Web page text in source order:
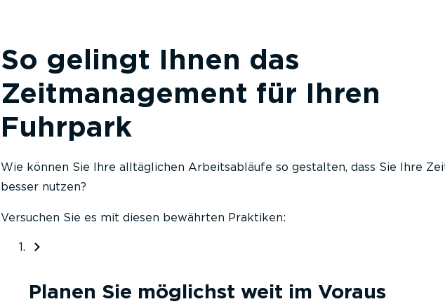
So gelingt Ihnen das
Zeitmanagement für Ihren
Fuhrpark
Wie können Sie Ihre alltäglichen Arbeitsabläufe so gestalten, dass Sie Ihre
besser nutzen?
Versuchen Sie es mit diesen bewährten Praktiken:
Planen Sie möglichst weit im Voraus